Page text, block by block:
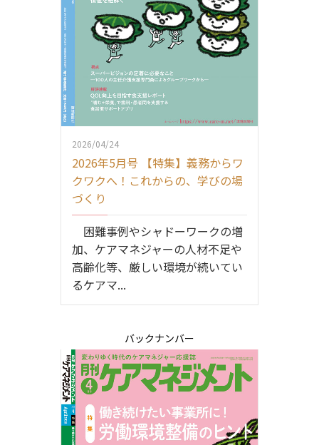
2026/04/24
2026年5月号 【特集】義務からワ
クワクへ！これからの、学びの場
づくり
困難事例やシャドーワークの増
加、ケアマネジャーの人材不足や
高齢化等、厳しい環境が続いてい
るケアマ...
バックナンバー